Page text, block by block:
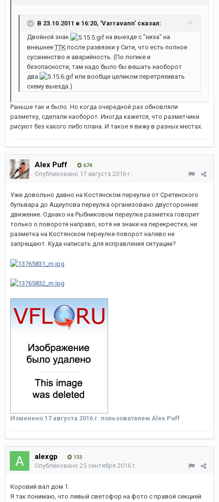
В 23.10.2011 в 16:20, 'Varravann' сказал:
Двойной знак
на выезде с "низа" на
внешнееТТК после развязки у Сити, что есть полное
сусанинство и аварийность. (По логике и
безопасности, там надо было бы вешать наоборот
два
или вообще целиком перетряхивать
схему выезда.)
Раньше так и было. Но когда очередной раз обновляли
разметку, сделали наоборот. Иногда кажется, что разметчики
рисуют без какого либо плана. И такое я вижу в разных местах.
Alex Puff 674
Опубликовано 17 августа 2016 г.
Уже довольно давно на Костянском переулке от Сретенского
бульвара до Ащеулова переулка организовано двустороннее
движение. Однако на Рыбниковом переулке разметка говорит
только о повороте направо, хотя ни знаки на перекрестке, ни
разметка на Костянском переулке поворот налево не
запрещают. Куда написать для исправления ситуации?
Изменено 17 августа 2016 г. пользователем Alex Puff
alexgp 133
Опубликовано 25 сентября 2016 г.
Коровий вал дом 1.
Я так понимаю, что левый светофор на фото с правой секцией